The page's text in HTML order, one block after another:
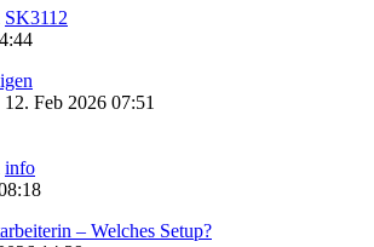
SK3112
Feb 2026 07:51
info
– Welches Setup?